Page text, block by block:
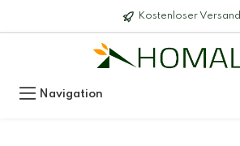
Kostenloser Versand
Navigation